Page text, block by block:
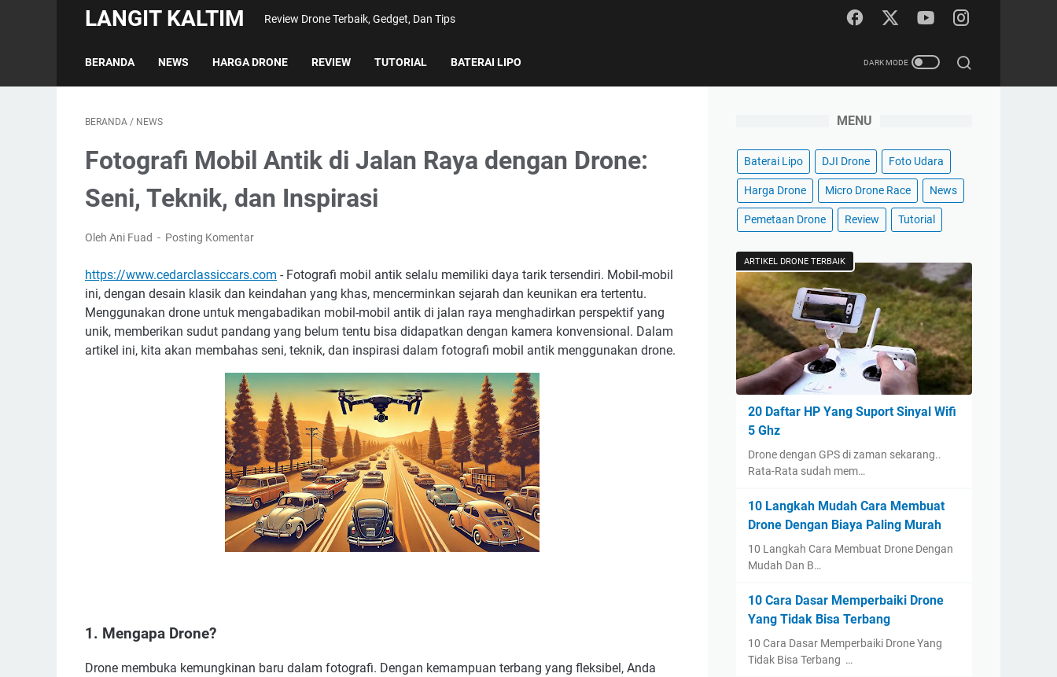
LANGIT KALTIM Review Drone Terbaik, Gedget, Dan Tips
BERANDA NEWS HARGA DRONE REVIEW TUTORIAL BATERAI LIPO
BERANDA / NEWS
Fotografi Mobil Antik di Jalan Raya dengan Drone:
Seni, Teknik, dan Inspirasi
Oleh Ani Fuad Posting Komentar
https://www.cedarclassiccars.com - Fotografi mobil antik selalu memiliki daya tarik tersendiri. Mobil-mobil
ini, dengan desain klasik dan keindahan yang khas, mencerminkan sejarah dan keunikan era tertentu.
Menggunakan drone untuk mengabadikan mobil-mobil antik di jalan raya menghadirkan perspektif yang
unik, memberikan sudut pandang yang belum tentu bisa didapatkan dengan kamera konvensional. Dalam
artikel ini, kita akan membahas seni, teknik, dan inspirasi dalam fotografi mobil antik menggunakan drone.
1. Mengapa Drone?
Drone membuka kemungkinan baru dalam fotografi. Dengan kemampuan terbang yang fleksibel, Anda
MENU
Baterai Lipo DJI Drone Foto Udara
Harga Drone Micro Drone Race News
Pemetaan Drone Review Tutorial
ARTIKEL DRONE TERBAIK
20 Daftar HP Yang Suport Sinyal Wifi
5 Ghz
Drone dengan GPS di zaman sekarang..
Rata-Rata sudah mem…
10 Langkah Mudah Cara Membuat
Drone Dengan Biaya Paling Murah
10 Langkah Cara Membuat Drone Dengan
Mudah Dan B…
10 Cara Dasar Memperbaiki Drone
Yang Tidak Bisa Terbang
10 Cara Dasar Memperbaiki Drone Yang
Tidak Bisa Terbang …